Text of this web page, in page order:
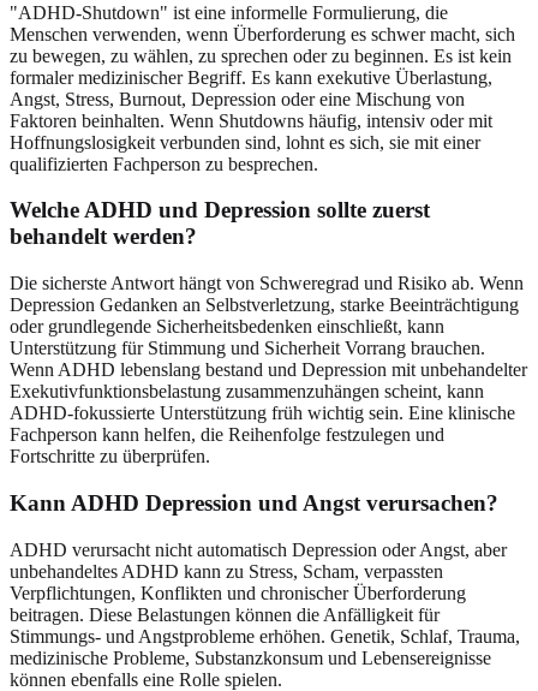
"ADHD-Shutdown" ist eine informelle Formulierung, die
Menschen verwenden, wenn Überforderung es schwer macht, sich
zu bewegen, zu wählen, zu sprechen oder zu beginnen. Es ist kein
formaler medizinischer Begriff. Es kann exekutive Überlastung,
Angst, Stress, Burnout, Depression oder eine Mischung von
Faktoren beinhalten. Wenn Shutdowns häufig, intensiv oder mit
Hoffnungslosigkeit verbunden sind, lohnt es sich, sie mit einer
qualifizierten Fachperson zu besprechen.
Welche ADHD und Depression sollte zuerst
behandelt werden?
Die sicherste Antwort hängt von Schweregrad und Risiko ab. Wenn
Depression Gedanken an Selbstverletzung, starke Beeinträchtigung
oder grundlegende Sicherheitsbedenken einschließt, kann
Unterstützung für Stimmung und Sicherheit Vorrang brauchen.
Wenn ADHD lebenslang bestand und Depression mit unbehandelter
Exekutivfunktionsbelastung zusammenzuhängen scheint, kann
ADHD-fokussierte Unterstützung früh wichtig sein. Eine klinische
Fachperson kann helfen, die Reihenfolge festzulegen und
Fortschritte zu überprüfen.
Kann ADHD Depression und Angst verursachen?
ADHD verursacht nicht automatisch Depression oder Angst, aber
unbehandeltes ADHD kann zu Stress, Scham, verpassten
Verpflichtungen, Konflikten und chronischer Überforderung
beitragen. Diese Belastungen können die Anfälligkeit für
Stimmungs- und Angstprobleme erhöhen. Genetik, Schlaf, Trauma,
medizinische Probleme, Substanzkonsum und Lebensereignisse
können ebenfalls eine Rolle spielen.